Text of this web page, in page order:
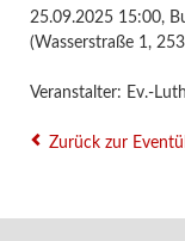
25.09.2025 15:00,
(Wasserstraße 1,
Veranstalter: Ev.-
Zurück zur